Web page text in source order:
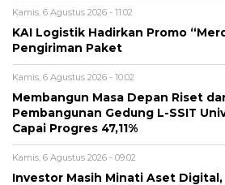
Kamis, 6 Agustus 2026 - 11:02
KAI Logistik Hadirkan Promo
Pengiriman Paket
Kamis, 6 Agustus 2026 - 10:02
Membangun Masa Depan Riset
Pembangunan Gedung L-SSIT
Capai Progres 47,11%
Kamis, 6 Agustus 2026 - 09:02
Investor Masih Minati Aset